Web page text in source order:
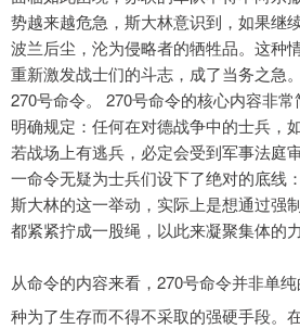
势越来越危急，斯大林意识到，如果继
波兰后尘，沦为侵略者的牺牲品。这种
重新激发战士们的斗志，成了当务之急
270号命令。 270号命令的核心内容非
明确规定：任何在对德战争中的士兵，
若战场上有逃兵，必定会受到军事法庭
一命令无疑为士兵们设下了绝对的底线
斯大林的这一举动，实际上是想通过强
都紧紧拧成一股绳，以此来凝聚集体的
从命令的内容来看，270号命令并非单
种为了生存而不得不采取的强硬手段。